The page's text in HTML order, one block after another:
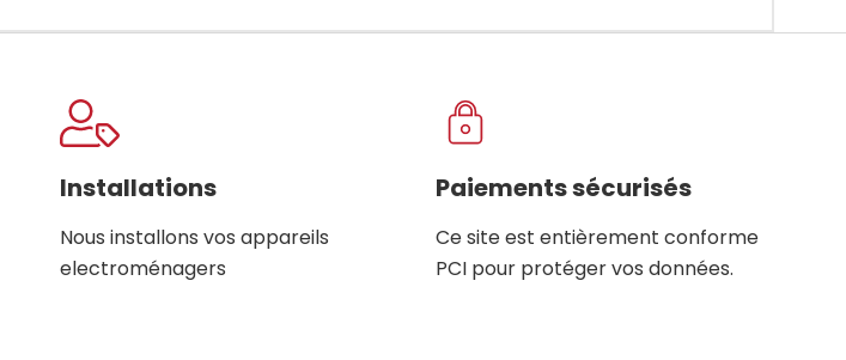
Installations
Nous installons vos appareils
electroménagers
Paiements sécurisés
Ce site est entièrement conforme
PCI pour protéger vos données.